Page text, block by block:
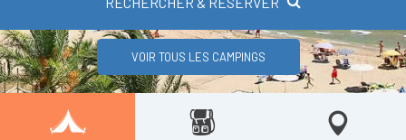
VOIR TOUS LES CAMPINGS